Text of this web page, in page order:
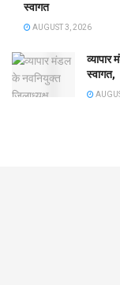
स्वागत
AUGUST 3, 2026
स्वागत,